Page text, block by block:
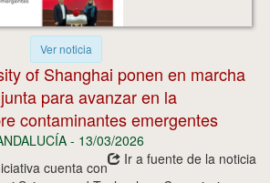
Ver noticia
of Shanghai ponen en marcha
para avanzar en la
contaminantes emergentes
- 13/03/2026
Ir a fuente de la noticia
cuenta con